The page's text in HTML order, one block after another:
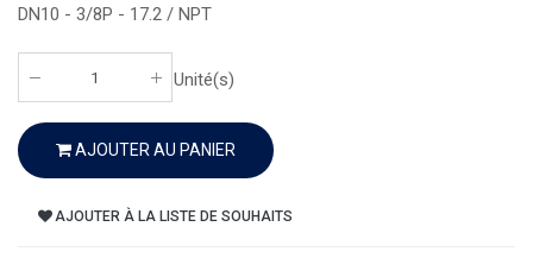
DN10 - 3/8P - 17.2 / NPT
Unité(s)
AJOUTER AU PANIER
AJOUTER À LA LISTE DE SOUHAITS